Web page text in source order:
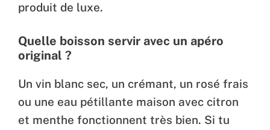
produit de luxe.
Quelle boisson servir avec un apéro
original ?
Un vin blanc sec, un crémant, un rosé frais
ou une eau pétillante maison avec citron
et menthe fonctionnent très bien. Si tu